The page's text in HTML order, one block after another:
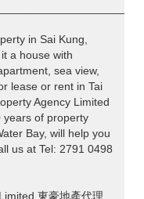
in Sai Kung,
a house with
sea view,
lease or rent in Tai
Agency Limited
years of property
Bay, will help you
us at Tel: 2791 0498
東豪地產代理